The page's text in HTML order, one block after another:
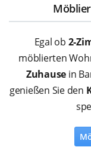
Egal ob 2-
möblierten
Zuhause in
genießen Sie den